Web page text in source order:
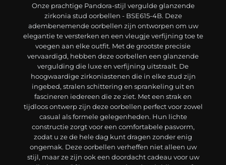
Onze prachtige Pandora-stijl vergulde glanzende
zirkonia stud oorbellen - BSE615-4B. Deze
adembenemende oorbellen zijn ontworpen om uw
elegantie te versterken en een vleugje verfijning toe te
voegen aan elke outfit. Met de grootste precisie
vervaardigd, hebben deze oorbellen een glanzende
vergulding die luxe en verfijning uitstraalt. De
hoogwaardige zirkoniastenen die in elke stud zijn
ingebed, stralen schittering en sprankeling uit en
fascineren iedereen die ze ziet. Met een strak en
tijdloos ontwerp zijn deze oorbellen perfect voor zowel
casual als formele gelegenheden. Hun lichte
constructie zorgt voor een comfortabele pasvorm,
zodat u ze de hele dag kunt dragen zonder enig
ongemak. Deze oorbellen verheffen niet alleen uw
stijl, maar ze zijn ook een doordacht cadeau voor uw